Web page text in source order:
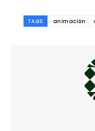
TAGS animación